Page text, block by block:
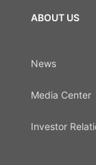
ABOUT US
News
Media Center
Investor